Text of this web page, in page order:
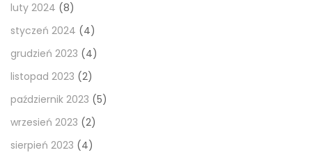
luty 2024 (8)
styczeń 2024 (4)
grudzień 2023 (4)
listopad 2023 (2)
październik 2023 (5)
wrzesień 2023 (2)
sierpień 2023 (4)